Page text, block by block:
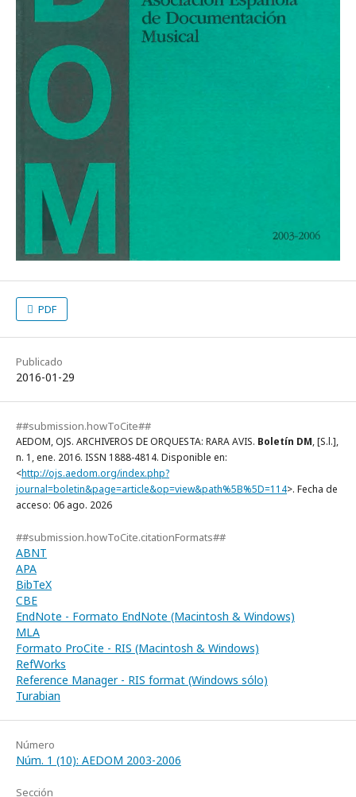
PDF
Publicado
2016-01-29
##submission.howToCite##
AEDOM, OJS. ARCHIVEROS DE ORQUESTA: RARA AVIS. Boletín DM, [S.l.],
n. 1, ene. 2016. ISSN 1888-4814. Disponible en:
<http://ojs.aedom.org/index.php?
journal=boletin&page=article&op=view&path%5B%5D=114>. Fecha de
acceso: 06 ago. 2026
##submission.howToCite.citationFormats##
ABNT
APA
BibTeX
CBE
EndNote - Formato EndNote (Macintosh & Windows)
MLA
Formato ProCite - RIS (Macintosh & Windows)
RefWorks
Reference Manager - RIS format (Windows sólo)
Turabian
Número
Núm. 1 (10): AEDOM 2003-2006
Sección